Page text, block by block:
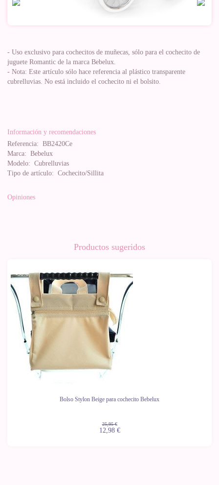
- Uso exclusivo para cochecitos de muñecas, sólo para el cochecito de
juguete Romantic de la marca Bebelux.
- Nota: Este artículo sólo hace referencia al plástico transparente
cubrelluvias. No está incluido el cochecito ni el bolsito.
Información y recomendaciones
Referencia: BB2420Ce
Marca: Bebelux
Modelo: Cubrelluvias
Tipo de artículo: Cochecito/Sillita
Opiniones
Productos sugeridos
Bolso Stylon Beige para cochecito Bebelux
25,95 €
-50%
12,98 €